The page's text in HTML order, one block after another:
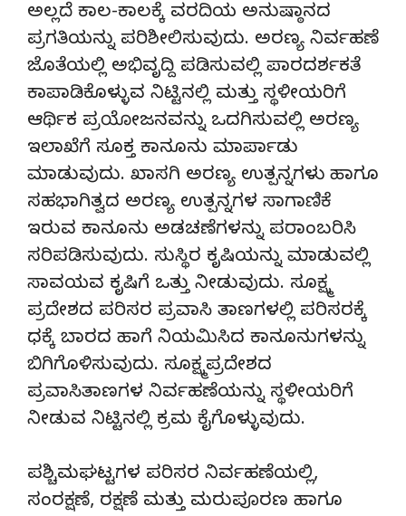
ಅಲ್ಲದೆ ಕಾಲ-ಕಾಲಕ್ಕೆ ವರದಿಯ ಅನುಷ್ಠಾನದ
ಪ್ರಗತಿಯನ್ನು ಪರಿಶೀಲಿಸುವುದು. ಅರಣ್ಯ ನಿರ್ವಹಣೆ
ಜೊತೆಯಲ್ಲಿ ಅಭಿವೃದ್ದಿ ಪಡಿಸುವಲ್ಲಿ ಪಾರದರ್ಶಕತೆ
ಕಾಪಾಡಿಕೊಳ್ಳುವ ನಿಟ್ಟಿನಲ್ಲಿ ಮತ್ತು ಸ್ಥಳೀಯರಿಗೆ
ಆರ್ಥಿಕ ಪ್ರಯೋಜನವನ್ನು ಒದಗಿಸುವಲ್ಲಿ ಅರಣ್ಯ
ಇಲಾಖೆಗೆ ಸೂಕ್ತ ಕಾನೂನು ಮಾರ್ಪಾಡು
ಮಾಡುವುದು. ಖಾಸಗಿ ಅರಣ್ಯ ಉತ್ಪನ್ನಗಳು ಹಾಗೂ
ಸಹಭಾಗಿತ್ವದ ಅರಣ್ಯ ಉತ್ಪನ್ನಗಳ ಸಾಗಾಣಿಕೆ
ಇರುವ ಕಾನೂನು ಅಡಚಣೆಗಳನ್ನು ಪರಾಂಬರಿಸಿ
ಸರಿಪಡಿಸುವುದು. ಸುಸ್ಥಿರ ಕೃಷಿಯನ್ನು ಮಾಡುವಲ್ಲಿ
ಸಾವಯವ ಕೃಷಿಗೆ ಒತ್ತು ನೀಡುವುದು. ಸೂಕ್ಷ್ಮ
ಪ್ರದೇಶದ ಪರಿಸರ ಪ್ರವಾಸಿ ತಾಣಗಳಲ್ಲಿ ಪರಿಸರಕ್ಕೆ
ಧಕ್ಕೆ ಬಾರದ ಹಾಗೆ ನಿಯಮಿಸಿದ ಕಾನೂನುಗಳನ್ನು
ಬಿಗಿಗೊಳಿಸುವುದು. ಸೂಕ್ಷ್ಮಪ್ರದೇಶದ
ಪ್ರವಾಸಿತಾಣಗಳ ನಿರ್ವಹಣೆಯನ್ನು ಸ್ಥಳೀಯರಿಗೆ
ನೀಡುವ ನಿಟ್ಟಿನಲ್ಲಿ ಕ್ರಮ ಕೈಗೊಳ್ಳುವುದು.
ಪಶ್ಚಿಮಘಟ್ಟಗಳ ಪರಿಸರ ನಿರ್ವಹಣೆಯಲ್ಲಿ,
ಸಂರಕ್ಷಣೆ, ರಕ್ಷಣೆ ಮತ್ತು ಮರುಪೂರಣ ಹಾಗೂ